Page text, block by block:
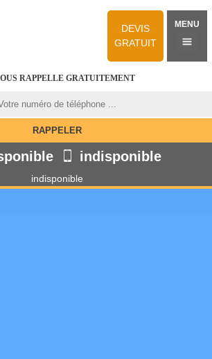
DEVIS
GRATUIT
MENU
RAPPELLE GRATUITEMENT
indisponible
indisponible